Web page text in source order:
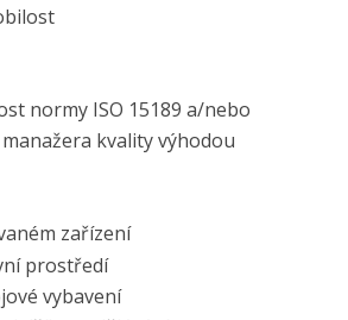
normy ISO 15189 a/nebo
kvality výhodou
zařízení
prostředí
vybavení